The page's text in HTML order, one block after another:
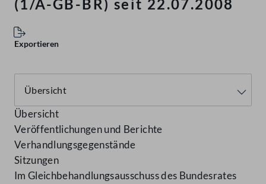
(1/A-GB-BR) seit 22.07.2008
Exportieren
Übersicht
Veröffentlichungen und Berichte
Verhandlungsgegenstände
Sitzungen
Im Gleichbehandlungsausschuss des Bundesrates